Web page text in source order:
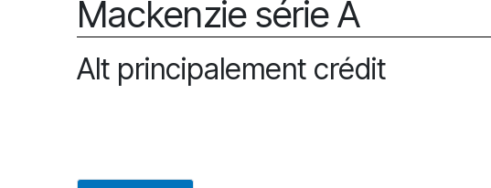
Mackenzie série A
Alt principalement crédit